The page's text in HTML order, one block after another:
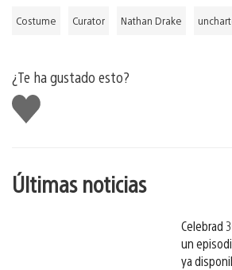
Costume Curator Nathan Drake
¿Te ha gustado esto?
Me
gusta
esto
Últimas noticias
Celebrad
un
ya